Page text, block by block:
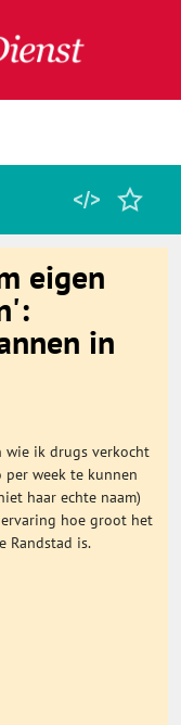
eigen
in
wie ik drugs verkocht
week te kunnen
haar echte naam)
hoe groot het
Randstad is.